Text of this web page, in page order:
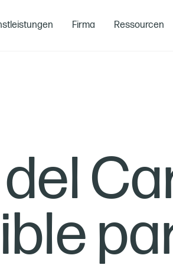
Firma Ressourcen